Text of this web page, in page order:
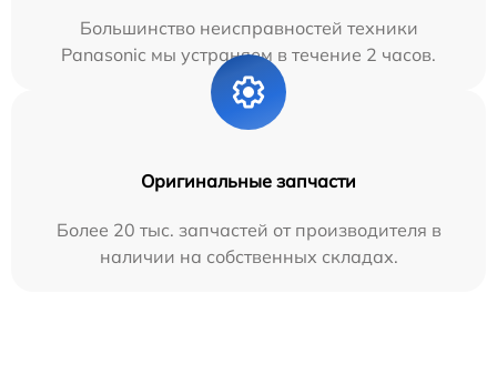
Большинство неисправностей техники
Panasonic мы устраняем в течение 2 часов.
Оригинальные запчасти
Более 20 тыс. запчастей от производителя в
наличии на собственных складах.